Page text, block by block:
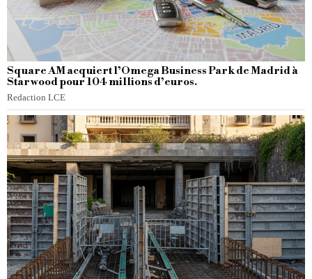
Square AM acquiert l’Omega Business Park de Madrid à
Starwood pour 104 millions d’euros.
Redaction LCE